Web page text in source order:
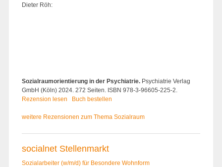
Dieter Röh:
Sozialraumorientierung in der Psychiatrie. Psychiatrie Verlag
GmbH (Köln) 2024. 272 Seiten. ISBN 978-3-96605-225-2.
Rezension lesen
Buch bestellen
weitere Rezensionen zum Thema Sozialraum
socialnet Stellenmarkt
Sozialarbeiter (w/m/d) für Besondere Wohnform